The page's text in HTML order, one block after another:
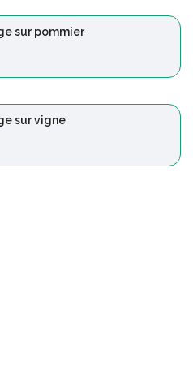
sur pommier
sur vigne